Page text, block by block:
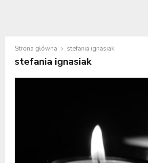
Strona główna stefania ignasiak
stefania ignasiak